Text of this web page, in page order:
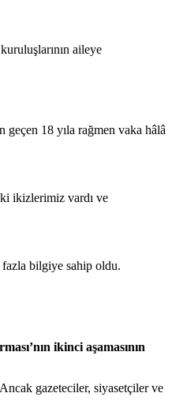
aileye
geçen 18 yıla rağmen vaka hâlâ
ikizlerimiz vardı ve
fazla bilgiye sahip oldu.
ikinci aşamasının
gazeteciler, siyasetçiler ve